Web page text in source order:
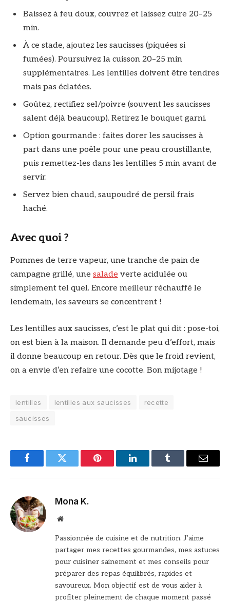
Baissez à feu doux, couvrez et laissez cuire 20–25
min.
À ce stade, ajoutez les saucisses (piquées si
fumées). Poursuivez la cuisson 20–25 min
supplémentaires. Les lentilles doivent être tendres
mais pas éclatées.
Goûtez, rectifiez sel/poivre (souvent les saucisses
salent déjà beaucoup). Retirez le bouquet garni.
Option gourmande : faites dorer les saucisses à
part dans une poêle pour une peau croustillante,
puis remettez-les dans les lentilles 5 min avant de
servir.
Servez bien chaud, saupoudré de persil frais
haché.
Avec quoi ?
Pommes de terre vapeur, une tranche de pain de
campagne grillé, une salade verte acidulée ou
simplement tel quel. Encore meilleur réchauffé le
lendemain, les saveurs se concentrent !
Les lentilles aux saucisses, c’est le plat qui dit : pose-toi,
on est bien à la maison. Il demande peu d’effort, mais
il donne beaucoup en retour. Dès que le froid revient,
on a envie d’en refaire une cocotte. Bon mijotage !
lentilles lentilles aux saucisses
recette
saucisses
FacebookTwitter Pinterest LinkedInTumblr Email
Mona K.
Site
Passionnée de cuisine et de nutrition. J’aime
partager mes recettes gourmandes, mes astuces
pour cuisiner sainement et mes conseils pour
préparer des repas équilibrés, rapides et
savoureux. Mon objectif est de vous aider à
profiter pleinement de chaque moment passé